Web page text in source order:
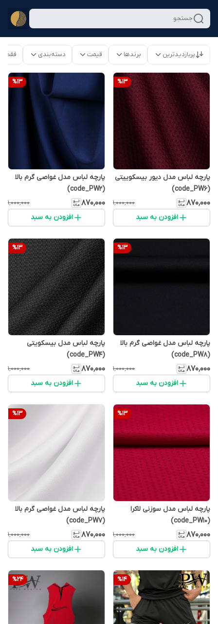
جستجو
پربازدیدترین برندها قیمت دسته‌بندی فقط
%13
پارچه لباس مدل دیور بیسکوییتی
(code_PW6)
۸۷۰٬۰۰۰ ۱٬۰۰۰٬۰۰۰
افزودن به سبد
%13
پارچه لباس مدل غواصی گرم بالا
(code_PW2)
۸۷۰٬۰۰۰ ۱٬۰۰۰٬۰۰۰
افزودن به سبد
%13
پارچه لباس مدل غواصی گرم بالا
(code_PW8)
۸۷۰٬۰۰۰ ۱٬۰۰۰٬۰۰۰
افزودن به سبد
%13
پارچه لباس مدل بیسکویتی
(code_PW4)
۸۷۰٬۰۰۰ ۱٬۰۰۰٬۰۰۰
افزودن به سبد
%13
پارچه لباس مدل سوزنی لاکرا
(code_PW10)
۸۷۰٬۰۰۰ ۱٬۰۰۰٬۰۰۰
افزودن به سبد
%13
پارچه لباس مدل غواصی گرم بالا
(code_PW7)
۸۷۰٬۰۰۰ ۱٬۰۰۰٬۰۰۰
افزودن به سبد
%14
%24